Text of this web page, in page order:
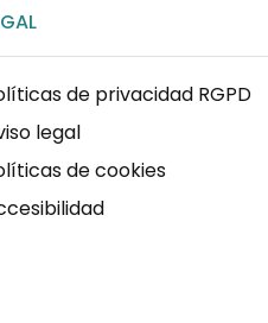
de privacidad RGPD
legal
de cookies